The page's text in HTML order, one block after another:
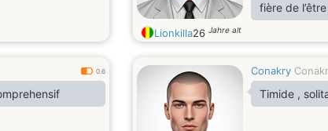
fière de
que je fait je
vacanciers
vous aimes
vous ils n’y
Lionkilla26 Jahre alt
0.6 Conakry
Timide ,